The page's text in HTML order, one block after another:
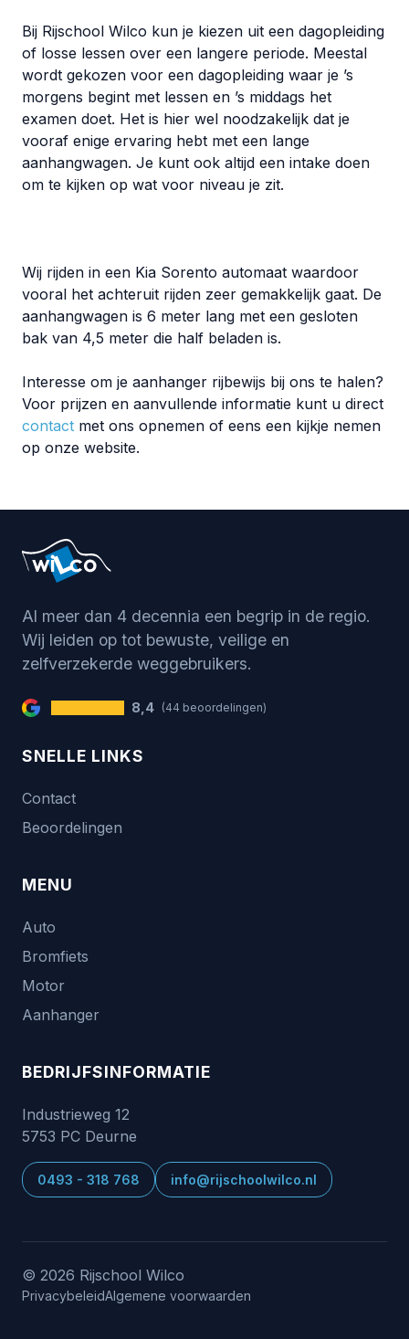
Bij Rijschool Wilco kun je kiezen uit een dagopleiding
of losse lessen over een langere periode. Meestal
wordt gekozen voor een dagopleiding waar je ’s
morgens begint met lessen en ’s middags het
examen doet. Het is hier wel noodzakelijk dat je
vooraf enige ervaring hebt met een lange
aanhangwagen. Je kunt ook altijd een intake doen
om te kijken op wat voor niveau je zit.
Wij rijden in een Kia Sorento automaat waardoor
vooral het achteruit rijden zeer gemakkelijk gaat. De
aanhangwagen is 6 meter lang met een gesloten
bak van 4,5 meter die half beladen is.
Interesse om je aanhanger rijbewijs bij ons te halen?
Voor prijzen en aanvullende informatie kunt u direct
contact met ons opnemen of eens een kijkje nemen
op onze website.
Al meer dan 4 decennia een begrip in de regio.
Wij leiden op tot bewuste, veilige en
zelfverzekerde weggebruikers.
8,4 (44 beoordelingen)
SNELLE LINKS
Contact
Beoordelingen
MENU
Auto
Bromfiets
Motor
Aanhanger
BEDRIJFSINFORMATIE
Industrieweg 12
5753 PC Deurne
0493 - 318 768 info@rijschoolwilco.nl
© 2026 Rijschool Wilco
PrivacybeleidAlgemene voorwaarden